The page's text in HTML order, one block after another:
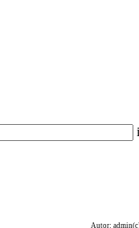
Autor: